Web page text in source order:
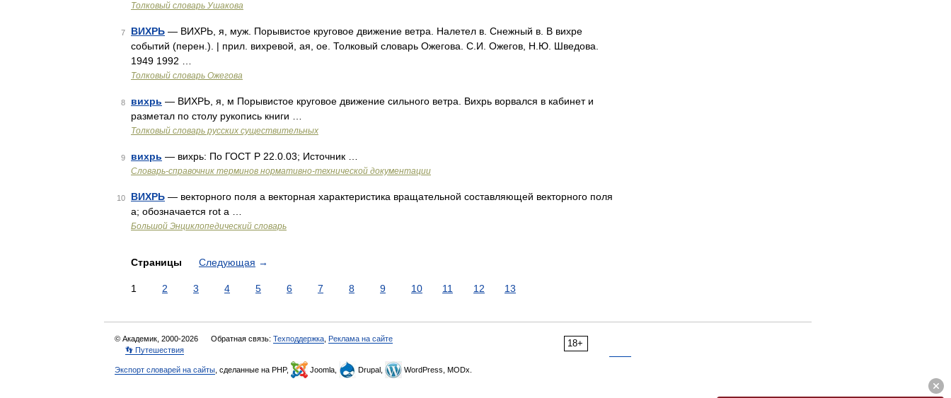
Толковый словарь Ушакова
7 ВИХРЬ — ВИХРЬ, я, муж. Порывистое круговое движение ветра. Налетел в. Снежный в. В вихре
событий (перен.). | прил. вихревой, ая, ое. Толковый словарь Ожегова. С.И. Ожегов, Н.Ю. Шведова.
1949 1992 …
Толковый словарь Ожегова
8 вихрь — ВИХРЬ, я, м Порывистое круговое движение сильного ветра. Вихрь ворвался в кабинет и
разметал по столу рукопись книги …
Толковый словарь русских существительных
9 вихрь — вихрь: По ГОСТ Р 22.0.03; Источник …
Словарь-справочник терминов нормативно-технической документации
10 ВИХРЬ — векторного поля а векторная характеристика вращательной составляющей векторного поля
а; обозначается rot а …
Большой Энциклопедический словарь
Страницы Следующая →
1 2 3 4 5 6 7 8 9 10 11 12 13
18+
© Академик, 2000-2026 Обратная связь: Техподдержка Реклама на сайте
👣 Путешествия
Экспорт словарей на сайты , сделанные на PHP, Joomla, Drupal, WordPress, MODx.